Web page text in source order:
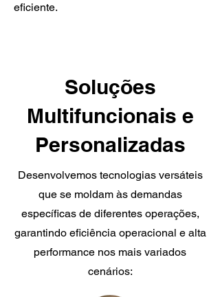
eficiente.
Soluções
Multifuncionais e
Personalizadas
Desenvolvemos tecnologias versáteis
que se moldam às demandas
específicas de diferentes operações,
garantindo eficiência operacional e alta
performance nos mais variados
cenários: